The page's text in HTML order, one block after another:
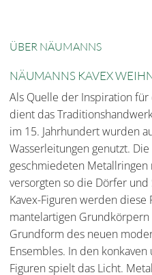
ÜBER NÄUMANNS
NÄUMANNS KAVEX
Als Quelle der Inspiration für
dient das
im 15. Jahrhundert wurden
Wasserleitungen genutzt.
geschmiedeten
versorgten so die Dörfer
Kavex-Figuren werden diese
mantelartigen
Grundform des neuen
Ensembles. In den
Figuren spielt das Licht.